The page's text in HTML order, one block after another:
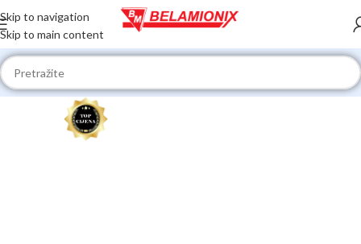
Skip to navigation
Skip to main content